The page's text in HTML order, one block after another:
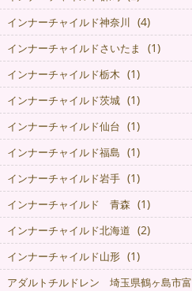
インナーチャイルド神奈川 (4)
インナーチャイルドさいたま (1)
インナーチャイルド栃木 (1)
インナーチャイルド茨城 (1)
インナーチャイルド仙台 (1)
インナーチャイルド福島 (1)
インナーチャイルド岩手 (1)
インナーチャイルド 青森 (1)
インナーチャイルド北海道 (2)
インナーチャイルド山形 (1)
アダルトチルドレン 埼玉県鶴ヶ島市富